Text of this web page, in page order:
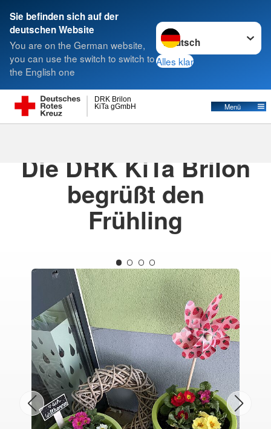
Sie befinden sich auf der
deutschen Website
You are on the German website,
you can use the switch to switch to
the English one
Sprache wechseln zu
Alles klar
KiTa gGmbH
DRK Brilon
Menü
Suche
Die DRK KiTa Brilon
begrüßt den
Frühling